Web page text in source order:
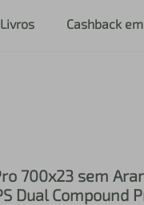
Livros Cashback
700x23 sem
Dual Compound